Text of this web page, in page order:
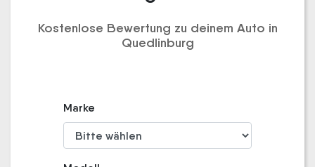
Kostenlose Bewertung zu deinem Auto in
Quedlinburg
Marke